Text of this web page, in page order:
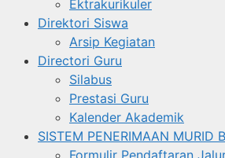
Ektrakurikuler
Direktori Siswa
Arsip Kegiatan
Directori Guru
Silabus
Prestasi Guru
Kalender Akademik
SISTEM PENERIMAAN MURID
Formulir Pendaftaran